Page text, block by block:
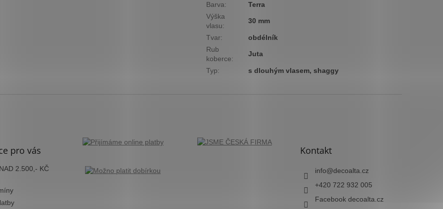
Barva:
Terra
Výška
vlasu:
30 mm
Tvar:
obdélník
Rub
koberce:
Juta
Typ: s dlouhým vlasem, shaggy
pro vás
2.500,- KČ
Kontakt
info@decoalta.cz
+420 722 932 005
Facebook decoalta.cz